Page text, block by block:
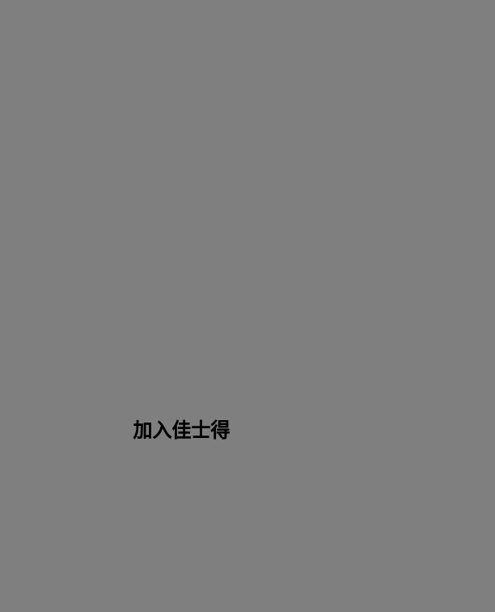
加入佳士得